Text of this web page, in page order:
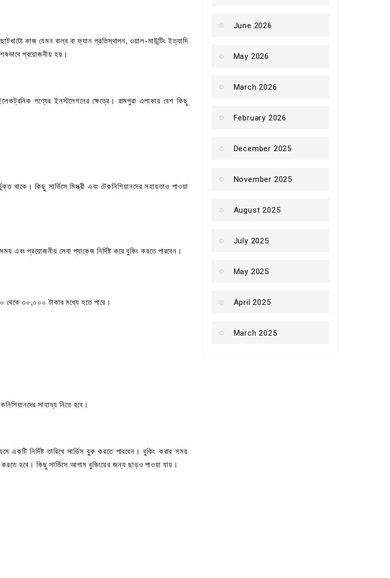
ছোটখাটো কাজ যেমন বাল্ব বা ফ্যান প্রতিস্থাপন, ওয়াল-মাউন্টিং ইত্যাদি
প্রয়োজনীয় হয়।
পণ্যের ইনস্টলেশনের ক্ষেত্রে। রামপুরা এলাকায় বেশ কিছু
কিছু সার্ভিসে মিস্ত্রী এবং টেকনিশিয়ানদের সহায়তাও পাওয়া
এবং প্রয়োজনীয় সেবা প্যাকেজ নির্দিষ্ট করে বুকিং করতে পারবেন।
থেকে ৩০,০০০ টাকার মধ্যে হতে পারে।
সাহায্য নিতে হবে।
নির্দিষ্ট তারিখে সার্ভিস বুক করতে পারবেন। বুকিং করার সময়
হবে। কিছু সার্ভিসে আগাম বুকিংয়ের জন্য ছাড়ও পাওয়া যায়।
June 2026
May 2026
March 2026
February 2026
December 2025
November 2025
August 2025
July 2025
May 2025
April 2025
March 2025